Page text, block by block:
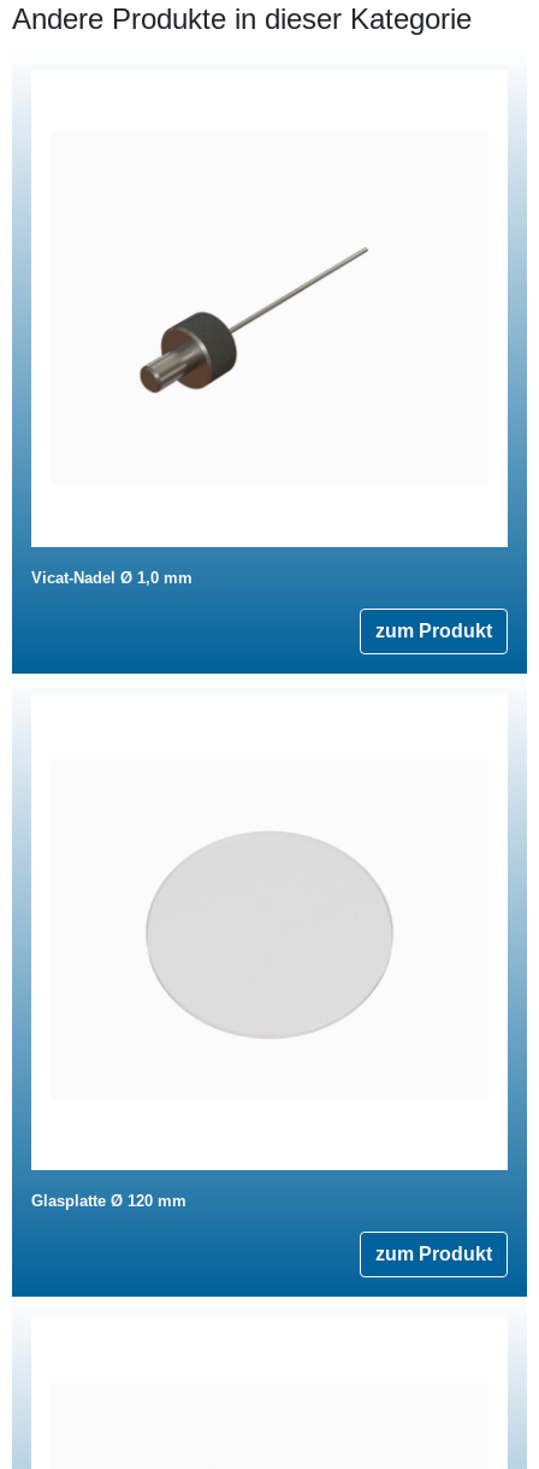
Andere Produkte in dieser Kategorie
Vicat-Nadel Ø 1,0 mm
zum Produkt
Glasplatte Ø 120 mm
zum Produkt